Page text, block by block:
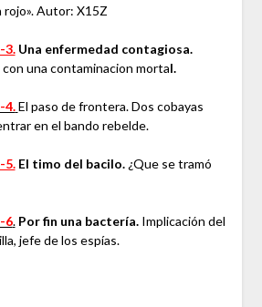
rojo». Autor: X15Z
3.Una enfermedad contagiosa.
una contaminacion mortal.
4. El paso de frontera. Dos cobayas
en el bando rebelde.
5. El timo del bacilo.¿Que se tramó
6. Por fin una bactería.Implicación del
jefe de los espías.